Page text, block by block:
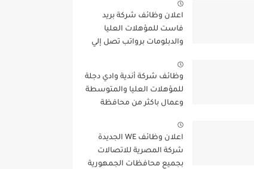
التخصصات للعام الدراسى
الجديد 2022 / 2023
اعلان وظائف شركة بريد
فاست للمؤهلات العليا
والدبلومات برواتب تصل إلي
وظائف شركة أندية وادي دجلة
للمؤهلات العليا والمتوسطة
وعمال باكثر من محافظة
اعلان وظائف WE الجديدة
شركة المصرية للاتصالات
بجميع محافظات الجمهورية